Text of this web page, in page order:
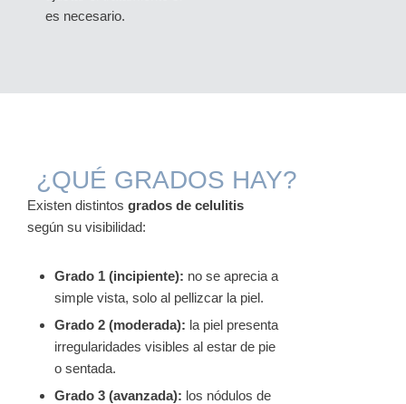
es necesario.
¿QUÉ GRADOS HAY?
Existen distintos grados de celulitis
según su visibilidad:
Grado 1 (incipiente): no se aprecia a
simple vista, solo al pellizcar la piel.
Grado 2 (moderada): la piel presenta
irregularidades visibles al estar de pie
o sentada.
Grado 3 (avanzada): los nódulos de